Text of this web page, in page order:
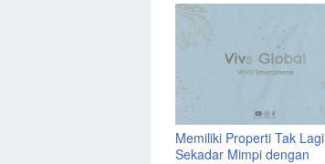
Memiliki Properti Tak Lagi
Sekadar Mimpi dengan